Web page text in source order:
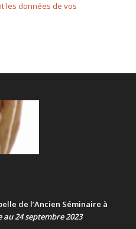
les données de vos
de l’Ancien Séminaire à
au 24 septembre 2023